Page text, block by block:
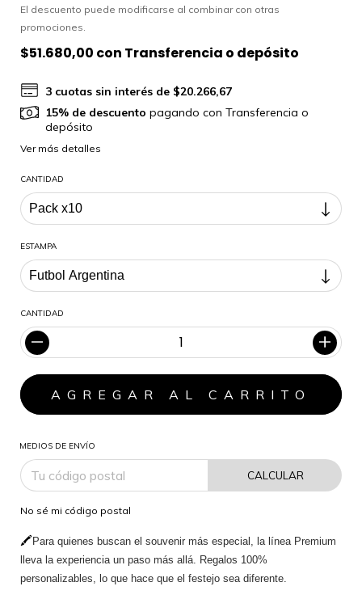
El descuento puede modificarse al combinar con otras
promociones.
$51.680,00 con Transferencia o depósito
3 cuotas sin interés de $20.266,67
15% de descuento pagando con Transferencia o
depósito
Ver más detalles
CANTIDAD
ESTAMPA
CANTIDAD
MEDIOS DE ENVÍO
CALCULAR
No sé mi código postal
🖍️Para quienes buscan el souvenir más especial, la línea Premium
lleva la experiencia un paso más allá. Regalos 100%
personalizables, lo que hace que el festejo sea diferente.